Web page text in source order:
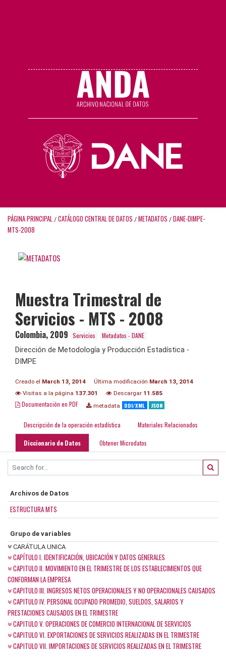
PÁGINA PRINCIPAL / CATÁLOGO CENTRAL DE DATOS / METADATOS / DANE-DIMPE-
MTS-2008
Muestra Trimestral de
Servicios - MTS - 2008
Colombia, 2009 Servicios
Metadatos - DANE
Dirección de Metodología y Producción Estadística -
DIMPE
Creado el March 13, 2014 Última modificación March 13, 2014
Visitas a la página 137.301 Descargar 11.585
Documentación en PDF metadata DDI/XML JSON
Descripción de la operación estadística Materiales Relacionados
Diccionario de Datos Obtener Microdatos
Archivos de Datos
ESTRUCTURA MTS
Grupo de variables
CARÁTULA UNICA
CAPÍTULO I. IDENTIFICACIÓN, UBICACIÓN Y DATOS GENERALES
CAPITULO II. MOVIMIENTO EN EL TRIMESTRE DE LOS ESTABLECIMIENTOS QUE
CONFORMAN LA EMPRESA
CAPITULO III. INGRESOS NETOS OPERACIONALES Y NO OPERACIONALES CAUSADOS
CAPITULO IV. PERSONAL OCUPADO PROMEDIO, SUELDOS, SALARIOS Y
PRESTACIONES CAUSADOS EN EL TRIMESTRE
CAPITULO V. OPERACIONES DE COMERCIO INTERNACIONAL DE SERVICIOS
CAPITULO VI. EXPORTACIONES DE SERVICIOS REALIZADAS EN EL TRIMESTRE
CAPITULO VII. IMPORTACIONES DE SERVICIOS REALIZADAS EN EL TRIMESTRE